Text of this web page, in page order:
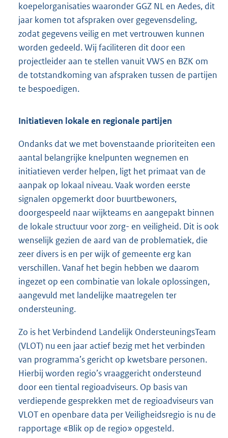
koepelorganisaties waaronder GGZ NL en Aedes, dit
jaar komen tot afspraken over gegevensdeling,
zodat gegevens veilig en met vertrouwen kunnen
worden gedeeld. Wij faciliteren dit door een
projectleider aan te stellen vanuit VWS en BZK om
de totstandkoming van afspraken tussen de partijen
te bespoedigen.
Initiatieven lokale en regionale partijen
Ondanks dat we met bovenstaande prioriteiten een
aantal belangrijke knelpunten wegnemen en
initiatieven verder helpen, ligt het primaat van de
aanpak op lokaal niveau. Vaak worden eerste
signalen opgemerkt door buurtbewoners,
doorgespeeld naar wijkteams en aangepakt binnen
de lokale structuur voor zorg- en veiligheid. Dit is ook
wenselijk gezien de aard van de problematiek, die
zeer divers is en per wijk of gemeente erg kan
verschillen. Vanaf het begin hebben we daarom
ingezet op een combinatie van lokale oplossingen,
aangevuld met landelijke maatregelen ter
ondersteuning.
Zo is het Verbindend Landelijk OndersteuningsTeam
(VLOT) nu een jaar actief bezig met het verbinden
van programma’s gericht op kwetsbare personen.
Hierbij worden regio’s vraaggericht ondersteund
door een tiental regioadviseurs. Op basis van
verdiepende gesprekken met de regioadviseurs van
VLOT en openbare data per Veiligheidsregio is nu de
rapportage «Blik op de regio» opgesteld.